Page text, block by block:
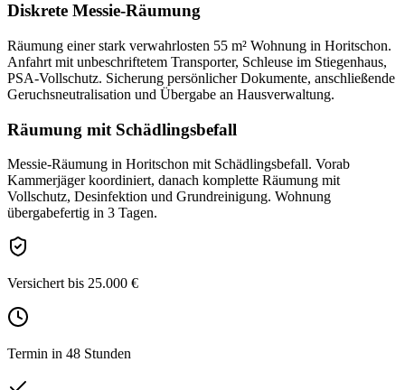
Diskrete Messie-Räumung
Räumung einer stark verwahrlosten 55 m² Wohnung in Horitschon.
Anfahrt mit unbeschriftetem Transporter, Schleuse im Stiegenhaus,
PSA-Vollschutz. Sicherung persönlicher Dokumente, anschließende
Geruchsneutralisation und Übergabe an Hausverwaltung.
Räumung mit Schädlingsbefall
Messie-Räumung in Horitschon mit Schädlingsbefall. Vorab
Kammerjäger koordiniert, danach komplette Räumung mit
Vollschutz, Desinfektion und Grundreinigung. Wohnung
übergabefertig in 3 Tagen.
Versichert bis 25.000 €
Termin in 48 Stunden